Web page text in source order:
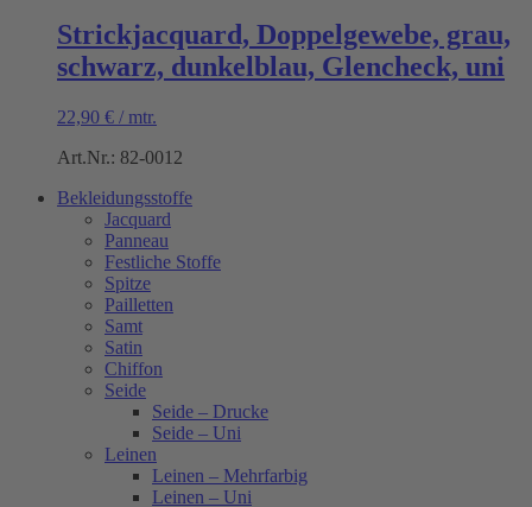
Strickjacquard, Doppelgewebe, grau,
schwarz, dunkelblau, Glencheck, uni
22,90 € / mtr.
Art.Nr.: 82-0012
Bekleidungsstoffe
Jacquard
Panneau
Festliche Stoffe
Spitze
Pailletten
Samt
Satin
Chiffon
Seide
Seide – Drucke
Seide – Uni
Leinen
Leinen – Mehrfarbig
Leinen – Uni